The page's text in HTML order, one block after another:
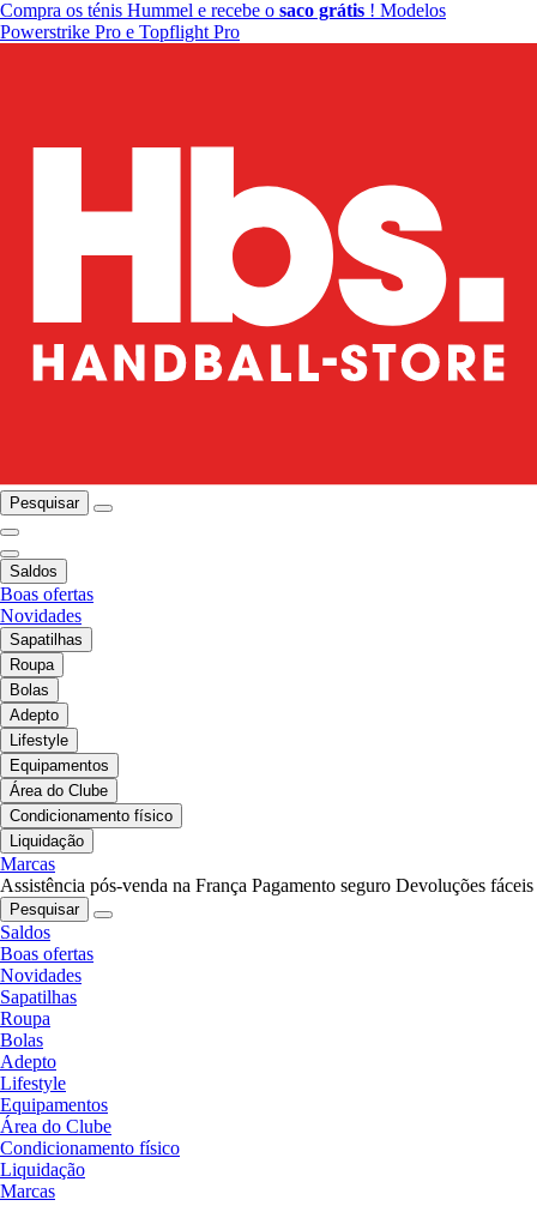
Compra os ténis Hummel e recebe o saco grátis ! Modelos
Powerstrike Pro e Topflight Pro
Pesquisar
Saldos
Boas ofertas
Novidades
Sapatilhas
Roupa
Bolas
Adepto
Lifestyle
Equipamentos
Área do Clube
Condicionamento físico
Liquidação
Marcas
Assistência pós-venda na França Pagamento seguro Devoluções fáceis
Pesquisar
Saldos
Boas ofertas
Novidades
Sapatilhas
Roupa
Bolas
Adepto
Lifestyle
Equipamentos
Área do Clube
Condicionamento físico
Liquidação
Marcas